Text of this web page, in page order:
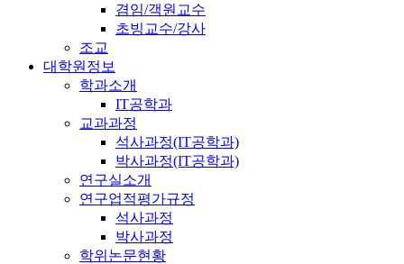
겸임/객원교수
초빙교수/강사
조교
대학원정보
학과소개
IT공학과
교과과정
석사과정(IT공학과)
박사과정(IT공학과)
연구실소개
연구업적평가규정
석사과정
박사과정
학위논문현황